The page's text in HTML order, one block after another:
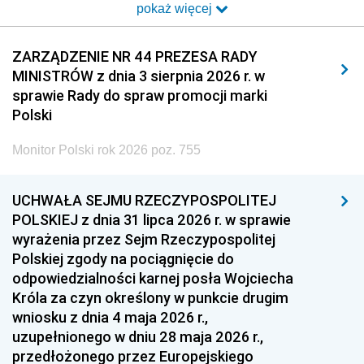
2014 2013 2012
2011 2010 2009
2008 2007 2006
2005
1996 1995 1994
1993 1992 1991
1990 1989
1987 1986 1985
1984 1983
1981 1980 1979
pokaż więcej
ZARZĄDZENIE NR 44 PREZESA RADY
MINISTRÓW z dnia 3 sierpnia 2026 r. w
sprawie Rady do spraw promocji marki
Polski
Monitor Polski rok 2026 poz. 755
UCHWAŁA SEJMU RZECZYPOSPOLITEJ
POLSKIEJ z dnia 31 lipca 2026 r. w sprawie
wyrażenia przez Sejm Rzeczypospolitej
Polskiej zgody na pociągnięcie do
odpowiedzialności karnej posła Wojciecha
Króla za czyn określony w punkcie drugim
wniosku z dnia 4 maja 2026 r.,
uzupełnionego w dniu 28 maja 2026 r.,
przedłożonego przez Europejskiego